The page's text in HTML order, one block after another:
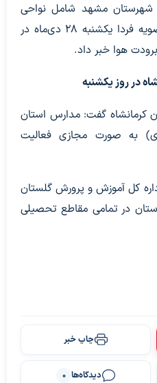
شهرستان مشهد شامل نواحی
هفتگانه و مناطق تبادکان و رضویه فردا یکشنبه ۲۸ دی‌ماه در
هوا خبر داد.
در روز یکشنبه
کرمانشاه گفت: مدارس استان
فردا(یکشنبه ۲۸ دی) به صورت مجازی فعالیت
کل آموزش و پرورش گلستان
مدارس استان در تمامی مقاطع تحصیلی
چاپ خبر
دیدگاه‌ها 0